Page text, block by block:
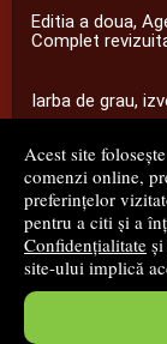
Acest site
comenzi online,
preferințelor
pentru a citi și a
Confidențialitate și
site-ului implică
Editia a doua,
Complet
Iarba de grau,
...toate știrile
© 2008 -